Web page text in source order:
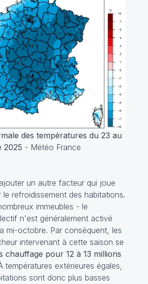
des températures du 23 au
2025 - Météo France
un autre facteur qui joue
le refroidissement des habitations.
immeubles - le
n'est généralement activé
mi-octobre. Par conséquent, les
intervenant à cette saison se
chauffage pour 12 à 13 millions
températures extérieures égales,
sont donc plus basses